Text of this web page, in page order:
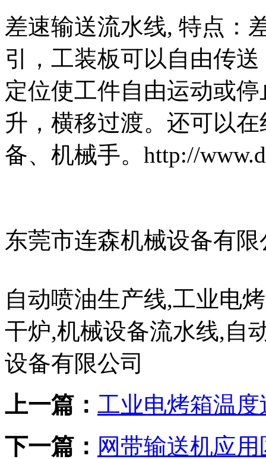
差速输送流水线, 特点：
引，工装板可以自由传送
定位使工件自由运动或
升，横移过渡。还可以
备、机械手。http://
东莞市连森机械设备有限
自动喷油生产线,工业电
干炉,机械设备流水线,自
设备有限公司
上一篇： 工业电烤箱温
下一篇： 网带输送机应用